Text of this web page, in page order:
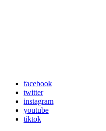
facebook
twitter
instagram
youtube
tiktok